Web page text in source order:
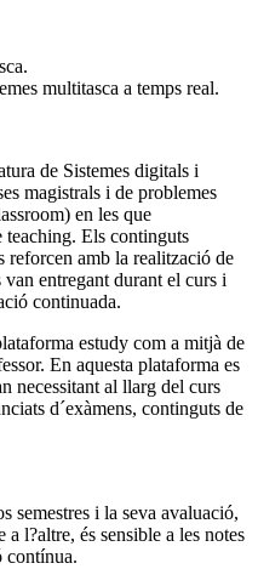
multitasca a temps real.
de Sistemes digitals i
magistrals i de problemes
en les que
teaching. Els continguts
reforcen amb la realització de
entregant durant el curs i
continuada.
estudy com a mitjà de
En aquesta plataforma es
necessitant al llarg del curs
d´exàmens, continguts de
semestres i la seva avaluació,
l?altre, és sensible a les notes
contínua.